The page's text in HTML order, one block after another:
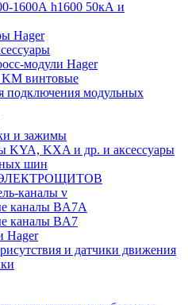
1600А h1600 50кА и
Hager
модули Hager
винтовые
модульных
и зажимы
KYA, KXA и др. и аксессуары
шин
каналы v
каналы BA7A
каналы BA7
Hager
и датчики движения